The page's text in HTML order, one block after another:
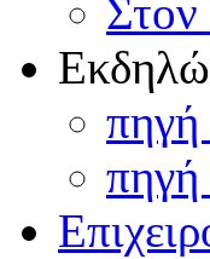
πηγή